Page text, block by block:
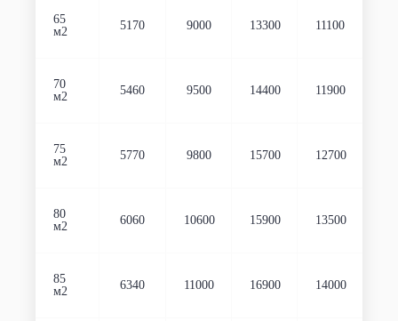
65
м2
5170 9000 13300 11100
70
м2
5460 9500 14400 11900
75
м2
5770 9800 15700 12700
80
м2
6060 10600 15900 13500
85
м2
6340 11000 16900 14000